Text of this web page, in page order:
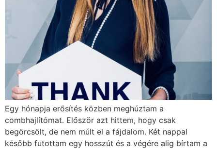
Egy hónapja erősítés közben meghúztam a
combhajlítómat. Először azt hittem, hogy csak
begörcsölt, de nem múlt el a fájdalom. Két nappal
később futottam egy hosszút és a végére alig bírtam a